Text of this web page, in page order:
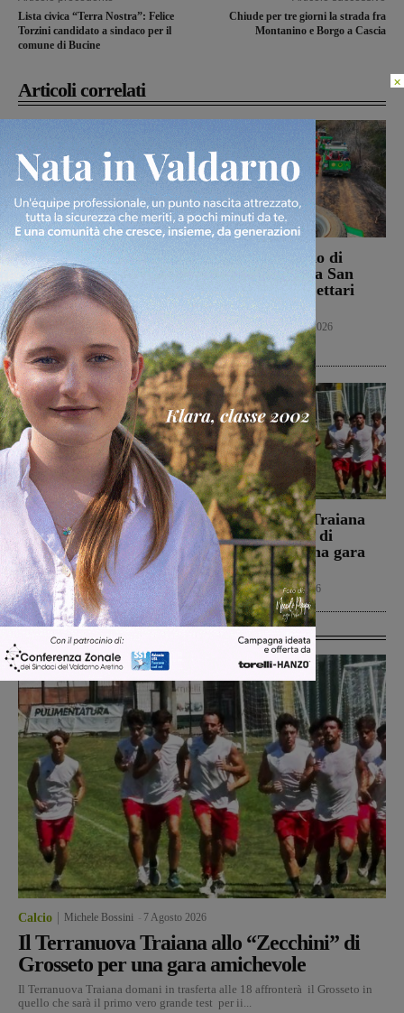
Lista civica “Terra Nostra”: Felice
Torzini candidato a sindaco per il
comune di Bucine
Chiude per tre giorni la strada fra
Montanino e Borgo a Cascia
Articoli correlati
Campionato nazionale
Juniores, girone
interamente toscano per
Terranuova Traiana e
Montevarchi
Calcio Giovanili 8 Agosto 2026
Bucine, incendio di
oliveta e bosco a San
Pancrazio. Tre ettari
l’area bruciata
Cronaca 7 Agosto 2026
Autostrada, furgoncino a
fuoco tra Firenze sud e
Incisa Reggello
Cronaca 7 Agosto 2026
Il Terranuova Traiana
allo “Zecchini” di
Grosseto per una gara
amichevole
Calcio 7 Agosto 2026
Ultime Calcio
Calcio Michele Bossini 7 Agosto 2026
Il Terranuova Traiana allo “Zecchini” di
Grosseto per una gara amichevole
Il Terranuova Traiana domani in trasferta alle 18 affronterà il Grosseto in
quello che sarà il primo vero grande test per ii...
×